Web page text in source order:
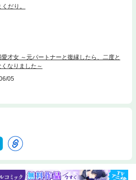
れるが、互いを忘れることはできなかった―
が動き出す。
だり。
才女 ～元パートナーと復縁したら、二度と
なりました～
05